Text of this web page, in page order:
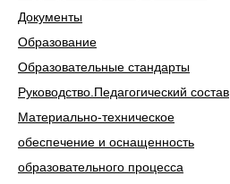
Документы
Образование
Образовательные стандарты
Руководство.Педагогический состав
Материально-техническое
обеспечение и оснащенность
образовательного процесса